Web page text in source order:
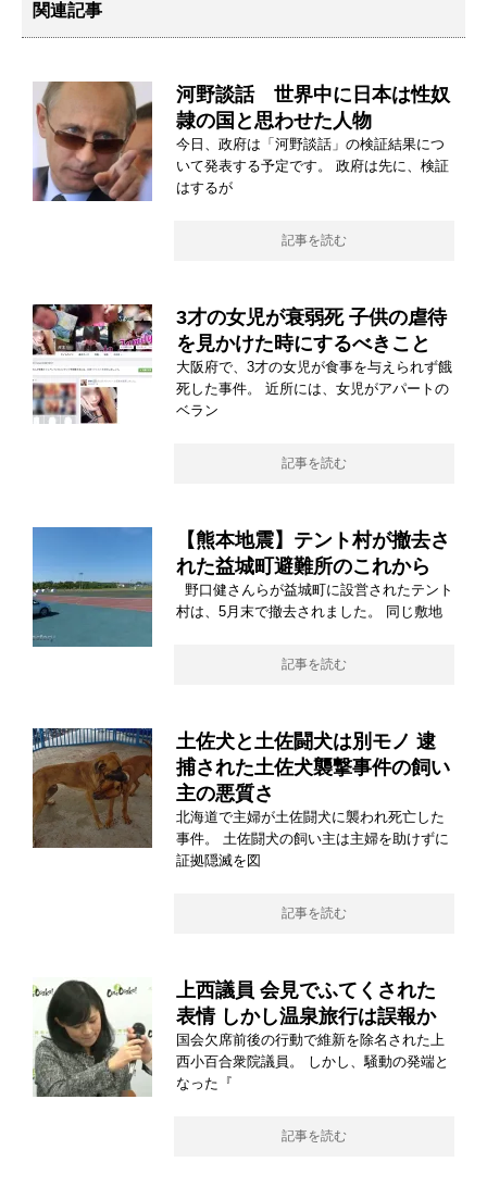
関連記事
河野談話 世界中に日本は性奴
隷の国と思わせた人物
今日、政府は「河野談話」の検証結果につ
いて発表する予定です。 政府は先に、検証
はするが
記事を読む
3才の女児が衰弱死 子供の虐待
を見かけた時にするべきこと
大阪府で、3才の女児が食事を与えられず餓
死した事件。 近所には、女児がアパートの
ベラン
記事を読む
【熊本地震】テント村が撤去さ
れた益城町避難所のこれから
野口健さんらが益城町に設営されたテント
村は、5月末で撤去されました。 同じ敷地
記事を読む
土佐犬と土佐闘犬は別モノ 逮
捕された土佐犬襲撃事件の飼い
主の悪質さ
北海道で主婦が土佐闘犬に襲われ死亡した
事件。 土佐闘犬の飼い主は主婦を助けずに
証拠隠滅を図
記事を読む
上西議員 会見でふてくされた
表情 しかし温泉旅行は誤報か
国会欠席前後の行動で維新を除名された上
西小百合衆院議員。 しかし、騒動の発端と
なった『
記事を読む